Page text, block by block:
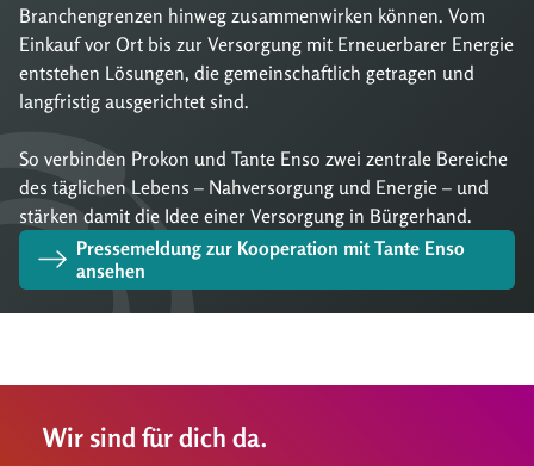
Branchengrenzen hinweg zusammenwirken können. Vom
Einkauf vor Ort bis zur Versorgung mit Erneuerbarer Energie
entstehen Lösungen, die gemeinschaftlich getragen und
langfristig ausgerichtet sind.
So verbinden Prokon und Tante Enso zwei zentrale Bereiche
des täglichen Lebens – Nahversorgung und Energie – und
stärken damit die Idee einer Versorgung in Bürgerhand.
Pressemeldung zur Kooperation mit Tante Enso
ansehen
Wir sind für dich da.